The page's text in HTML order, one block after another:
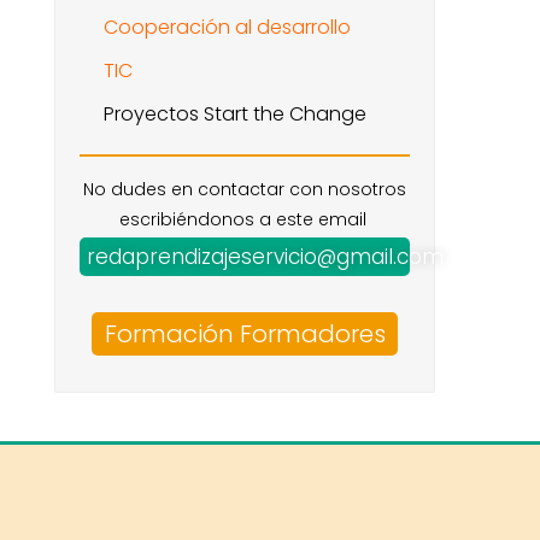
Cooperación al desarrollo
TIC
Proyectos Start the Change
No dudes en contactar con nosotros
escribiéndonos a este email
redaprendizajeservicio@gmail.com
Formación Formadores